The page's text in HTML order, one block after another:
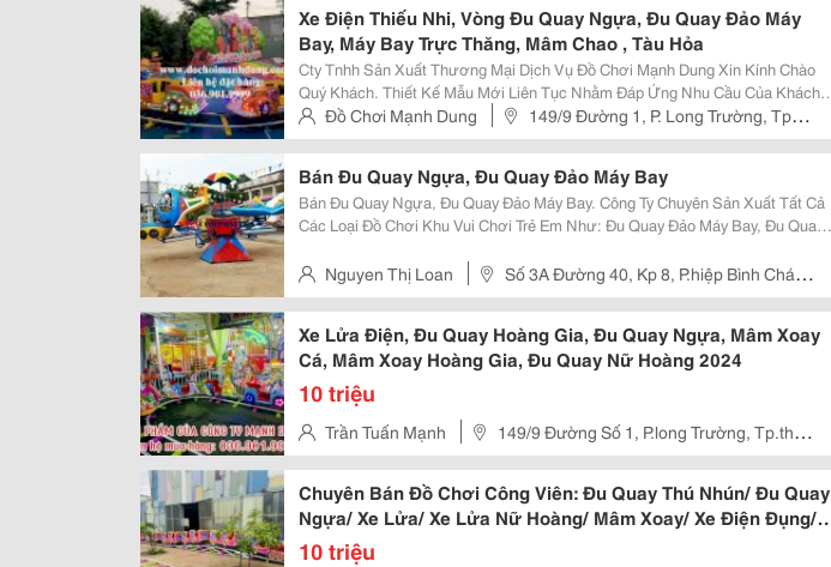
Xe Điện Thiếu Nhi, Vòng Đu Quay Ngựa, Đu Quay Đảo Máy
Bay, Máy Bay Trực Thăng, Mâm Chao , Tàu Hỏa
Cty Tnhh Sản Xuất Thương Mại Dịch Vụ Đồ Chơi Mạnh Dung Xin Kính Chào
Quý Khách. Thiết Kế Mẫu Mới Liên Tục Nhằm Đáp Ứng Nhu Cầu Của Khách
Hàng . Chuyên Sản Xuất Thiết Kế Trò Chơi Phục Vụ Khu Vui Chơi Kinh Doanh
Mẫu Mã Đa Dạng...! Liên Hệ Đặt Hàng:...
Đồ Chơi Mạnh Dung
149/9 Đường 1, P. Long Trường, Tp
Thủ Đức
Bán Đu Quay Ngựa, Đu Quay Đảo Máy Bay
Bán Đu Quay Ngựa, Đu Quay Đảo Máy Bay. Công Ty Chuyên Sản Xuất Tất Cả
Các Loại Đồ Chơi Khu Vui Chơi Trẻ Em Như: Đu Quay Đảo Máy Bay, Đu Quay
Xe Lửa Điện, Nhà Hơi, Nhú Nhún Điện,
Nguyen Thị Loan
Số 3A Đường 40, Kp 8, P.hiệp Bình Chánh,
Q. Thủ Đức
Xe Lửa Điện, Đu Quay Hoàng Gia, Đu Quay Ngựa, Mâm Xoay
Cá, Mâm Xoay Hoàng Gia, Đu Quay Nữ Hoàng 2024
10 triệu
Trần Tuấn Mạnh
149/9 Đường Số 1, P.long Trường, Tp.thủ
Đức, Tp.hồ Chí Minh
Chuyên Bán Đồ Chơi Công Viên: Đu Quay Thú Nhún/ Đu Quay
Ngựa/ Xe Lửa/ Xe Lửa Nữ Hoàng/ Mâm Xoay/ Xe Điện Đụng/
Nhà Hơi...
10 triệu